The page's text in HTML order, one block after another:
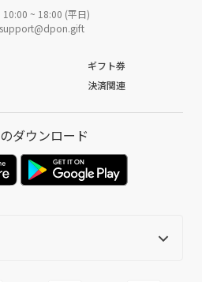
10:00 ~ 18:00 (平日)
support@dpon.gift
ギフト券
決済関連
ダウンロード